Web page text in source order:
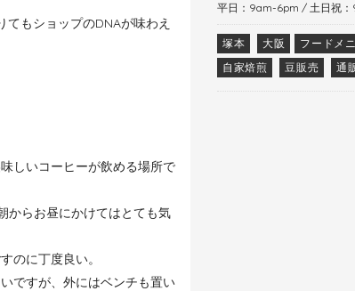
もショップのDNAが味わえ
しいコーヒーが飲める場所で
からお昼にかけてはとても気
のに丁度良い。
ですが、外にはベンチも置い
平日：9am-6pm / 土日祝
塚本 大阪 フードメ
自家焙煎
豆販売 通